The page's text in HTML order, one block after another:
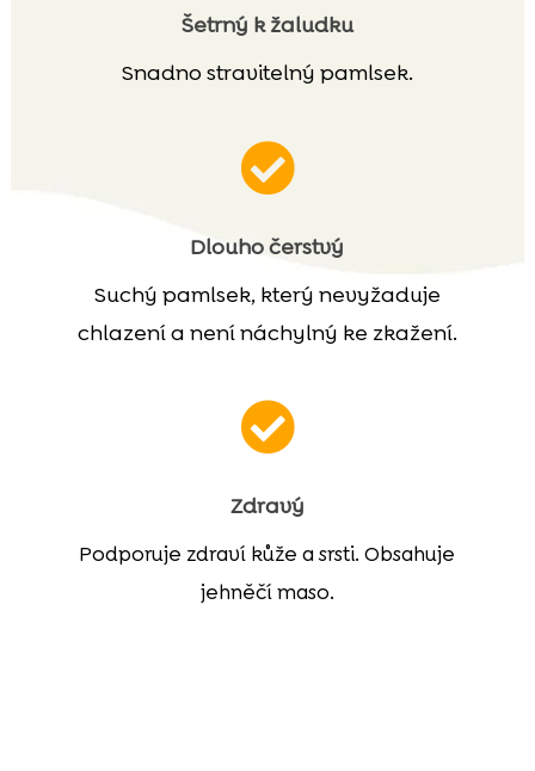
Šetrný k žaludku
Snadno stravitelný pamlsek.

Dlouho čerstvý
Suchý pamlsek, který nevyžaduje
chlazení a není náchylný ke zkažení.

Zdravý
Podporuje zdraví kůže a srsti. Obsahuje
jehněčí maso.